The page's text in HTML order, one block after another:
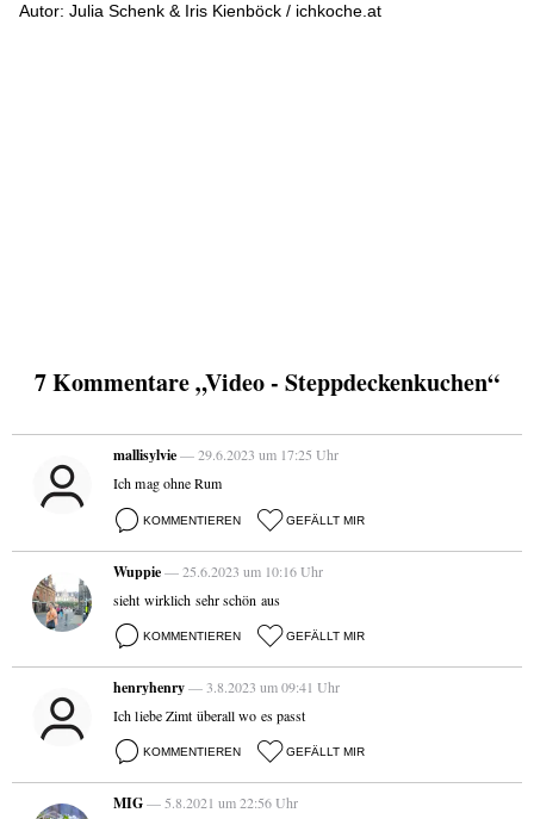
Autor: Julia Schenk & Iris Kienböck / ichkoche.at
7 Kommentare „Video - Steppdeckenkuchen“
mallisylvie— 29.6.2023 um 17:25 Uhr
Ich mag ohne Rum
KOMMENTIEREN GEFÄLLT MIR
Wuppie— 25.6.2023 um 10:16 Uhr
sieht wirklich sehr schön aus
KOMMENTIEREN GEFÄLLT MIR
henryhenry— 3.8.2023 um 09:41 Uhr
Ich liebe Zimt überall wo es passt
KOMMENTIEREN GEFÄLLT MIR
MIG— 5.8.2021 um 22:56 Uhr